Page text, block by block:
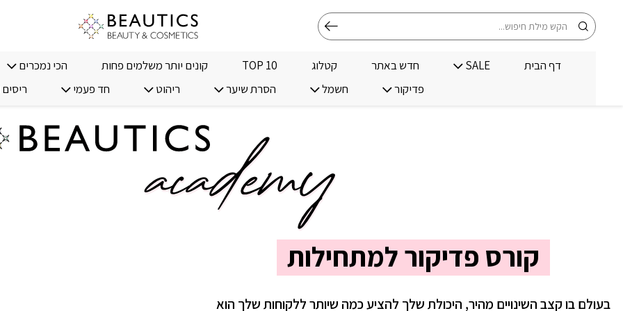
חיפוש
דף הבית SALE חדש באתר קטלוג TOP 10 קונים יותר משלמים פחות הכי נמכרים
פדיקור
חשמל הסרת שיער ריהוט חד פעמי
קורס פדיקור למתחילות
בעולם בו קצב השינויים מהיר, היכולת שלך להציע כמה שיותר ללקוחות שלך הוא